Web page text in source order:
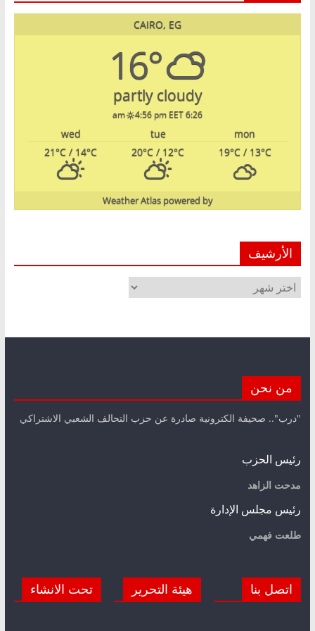
CAIRO, EG
16°
partly cloudy
6:26 am
4:56 pm EET
mon
tue
wed
19°C/ 13°C
20°C / 12°C
21°C / 14°C
powered by
Weather Atlas
الأرشيف
الأرشيف
من نحن
"درب".. صحيفة الكترونية صادرة عن حزب التحالف الشعبي الاشتراكي
رئيس الحزب
مدحت الزاهد
رئيس مجلس الإدارة
طلعت فهمي
اتصل بنا هيئة التحرير تحت الانشاء